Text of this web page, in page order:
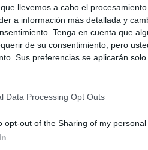
llevemos a cabo el
a información más detallada y
Tenga en cuenta que
de su consentimiento, pero
Sus preferencias se aplicarán
Data Processing Opt Outs
opt-out of the Sharing of my personal